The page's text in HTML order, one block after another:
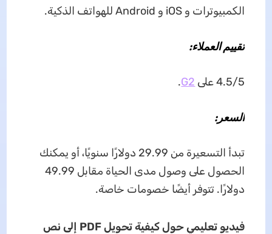
الكمبيوترات و iOS و Android للهواتف الذكية.
تقييم العملاء:
4.5/5 على G2
.
السعر:
تبدأ التسعيرة من 29.99 دولارًا سنويًا، أو يمكنك
الحصول على وصول مدى الحياة مقابل 49.99
دولارًا. تتوفر أيضًا خصومات خاصة.
فيديو تعليمي حول كيفية تحويلPDF إلى نص